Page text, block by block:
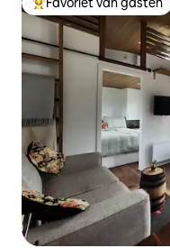
Topfavoriet van gasten